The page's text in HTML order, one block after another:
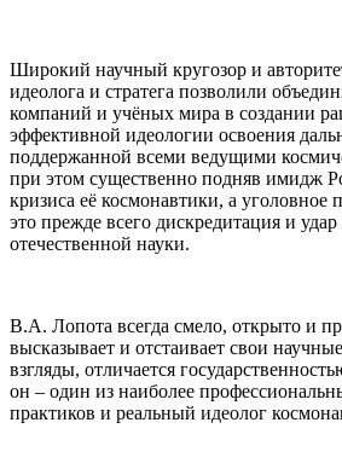
Широкий научный кругозор и
идеолога и стратега позволили
компаний и учёных мира в создании
эффективной идеологии освоения
поддержанной всеми ведущими
при этом существенно подняв имидж
кризиса её космонавтики, а уголовное
это прежде всего дискредитация и
отечественной науки.
В.А. Лопота всегда смело, открыто и
высказывает и отстаивает свои
взгляды, отличается
он – один из наиболее
практиков и реальный идеолог